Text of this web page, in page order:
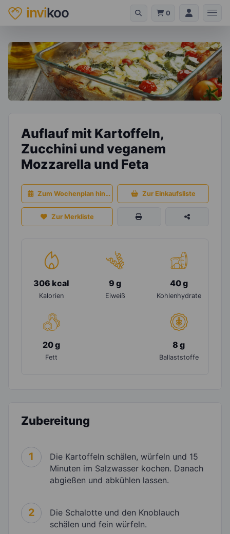
invikoo 0
Auflauf mit Kartoffeln,
Zucchini und veganem
Mozzarella und Feta
Zum Wochenplan hinzufügen Zur Einkaufsliste
Zur Merkliste
306 kcal
Kalorien
9 g
Eiweiß
40 g
Kohlenhydrate
20 g
Fett
8 g
Ballaststoffe
Zubereitung
1
Die Kartoffeln schälen, würfeln und 15
Minuten im Salzwasser kochen. Danach
abgießen und abkühlen lassen.
2
Die Schalotte und den Knoblauch
schälen und fein würfeln.